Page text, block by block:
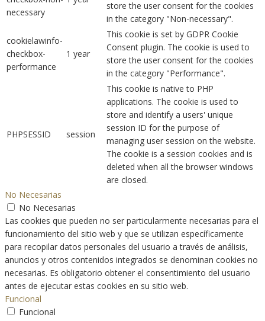
necessary
store the user consent for the cookies
in the category "Non-necessary".
cookielawinfo-
checkbox-
performance
1 year
This cookie is set by GDPR Cookie
Consent plugin. The cookie is used to
store the user consent for the cookies
in the category "Performance".
PHPSESSID session
This cookie is native to PHP
applications. The cookie is used to
store and identify a users' unique
session ID for the purpose of
managing user session on the website.
The cookie is a session cookies and is
deleted when all the browser windows
are closed.
No Necesarias
No Necesarias
Las cookies que pueden no ser particularmente necesarias para el
funcionamiento del sitio web y que se utilizan específicamente
para recopilar datos personales del usuario a través de análisis,
anuncios y otros contenidos integrados se denominan cookies no
necesarias. Es obligatorio obtener el consentimiento del usuario
antes de ejecutar estas cookies en su sitio web.
Funcional
Funcional